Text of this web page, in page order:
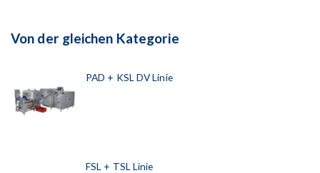
Von der gleichen Kategorie
PAD + KSL DV Linie
FSL + TSL Linie